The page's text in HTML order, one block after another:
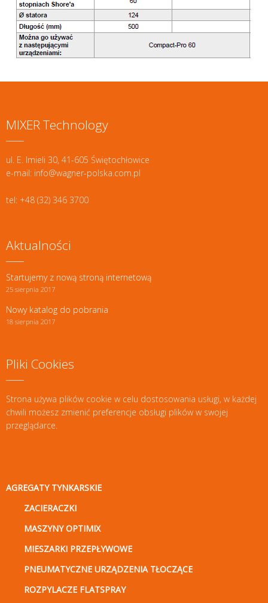
MIXER Technology
ul. E. Imieli 30, 41-605 Świętochłowice
e-mail: info@wagner-polska.com.pl
tel: +48 (32) 346 3700
Aktualności
Startujemy z nową stroną internetową
25 sierpnia 2017
Nowy katalog do pobrania
18 sierpnia 2017
Pliki Cookies
Strona używa plików cookie w celu dostosowania usługi, w każdej
chwili możesz zmienić preferencje obsługi plików w swojej
przeglądarce.
AGREGATY TYNKARSKIE
ZACIERACZKI
MASZYNY OPTIMIX
MIESZARKI PRZEPŁYWOWE
PNEUMATYCZNE URZĄDZENIA TŁOCZĄCE
ROZPYLACZE FLATSPRAY